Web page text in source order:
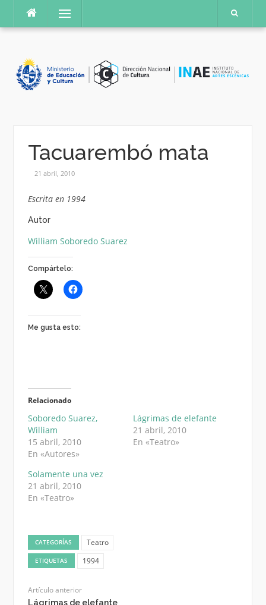
contenido
Menú
Tacuarembó mata
21 abril, 2010
Escrita en 1994
Autor
William Soboredo Suarez
Compártelo:
Me gusta esto:
Relacionado
Soboredo Suarez,
William
15 abril, 2010
En «Autores»
Lágrimas de elefante
21 abril, 2010
En «Teatro»
Solamente una vez
21 abril, 2010
En «Teatro»
CATEGORÍAS Teatro
ETIQUETAS 1994
Artículo anterior
Lágrimas de elefante